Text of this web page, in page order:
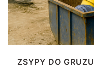
ZSYPY DO GRUZU